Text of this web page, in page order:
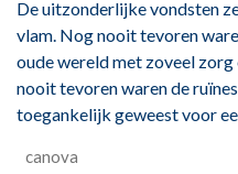
De uitzonderlijke vondsten
vlam. Nog nooit tevoren
oude wereld met zoveel
nooit tevoren waren de
toegankelijk geweest voor
canova